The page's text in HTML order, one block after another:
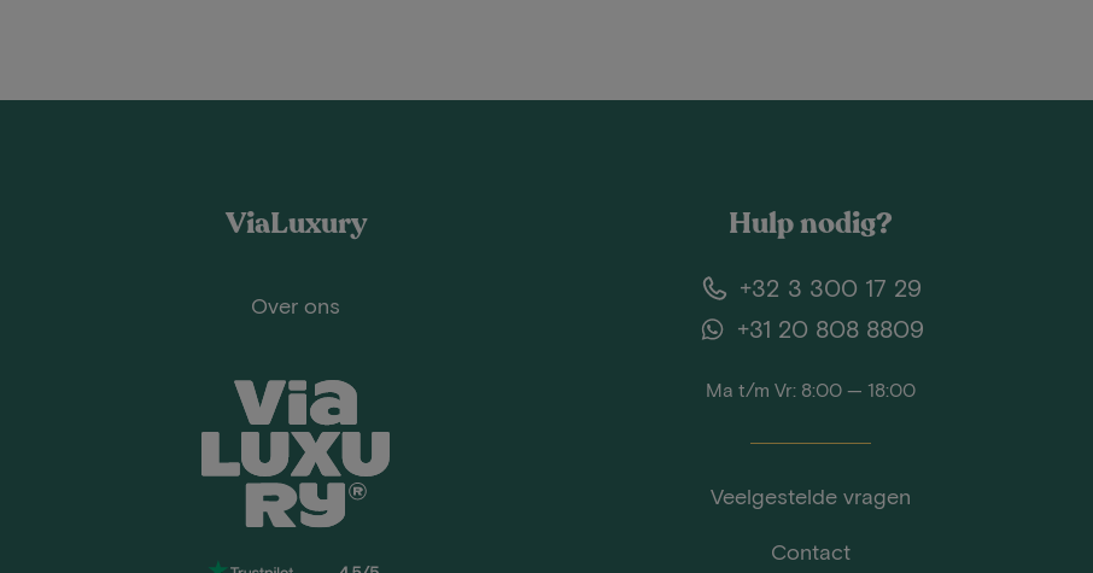
ViaLuxury
Over ons
Hulp nodig?
+32 3 300 17 29
+31 20 808 8809
Ma t/m Vr: 8:00 — 18:00
Veelgestelde vragen
Contact